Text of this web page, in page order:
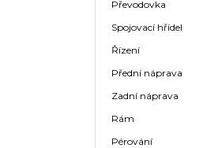
Převodovka
Spojovací hřídel
Řízení
Přední náprava
Zadní náprava
Rám
Pérování